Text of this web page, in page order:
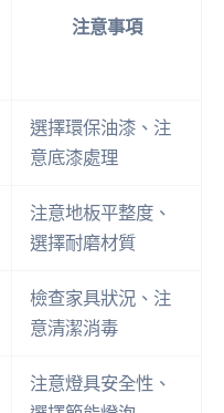
注意事項
選擇環保油漆、注
意底漆處理
注意地板平整度、
選擇耐磨材質
檢查家具狀況、注
意清潔消毒
注意燈具安全性、